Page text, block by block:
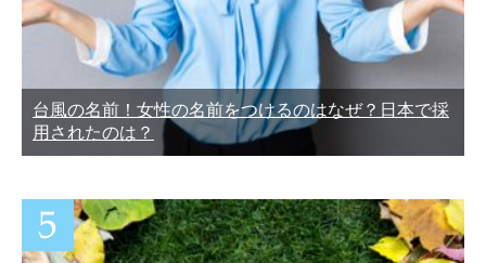
台風の名前！女性の名前をつけるのはなぜ？日本で採
用されたのは？